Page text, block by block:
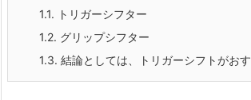
1.1. トリガーシフター
1.2. グリップシフター
1.3. 結論としては、トリガーシフトがおす